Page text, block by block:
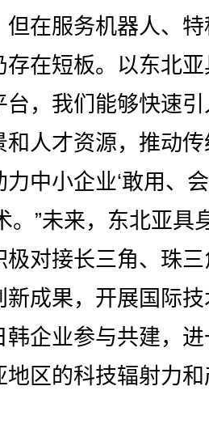
但在服务机器人、
存在短板。以东北
台，我们能够快速
和人才资源，推动
中小企业‘敢用、
。”未来，东北亚具
极对接长三角、珠
新成果，开展国际
韩企业参与共建，
地区的科技辐射力